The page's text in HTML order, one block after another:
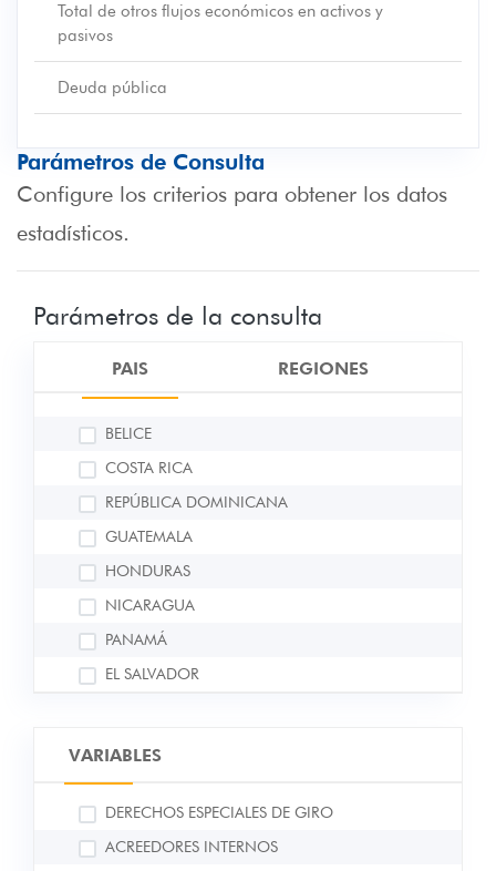
Total de otros flujos económicos en activos y
pasivos
Deuda pública
Parámetros de Consulta
Configure los criterios para obtener los datos
estadísticos.
Parámetros de la consulta
PAIS REGIONES
BELICE
COSTA RICA
REPÚBLICA DOMINICANA
GUATEMALA
HONDURAS
NICARAGUA
PANAMÁ
EL SALVADOR
VARIABLES
DERECHOS ESPECIALES DE GIRO
ACREEDORES INTERNOS